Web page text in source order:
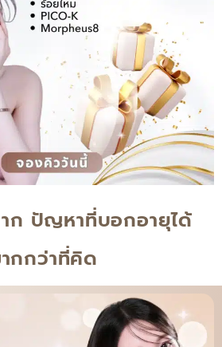
ก ปัญหาที่บอกอายุได้
กกว่าที่คิด